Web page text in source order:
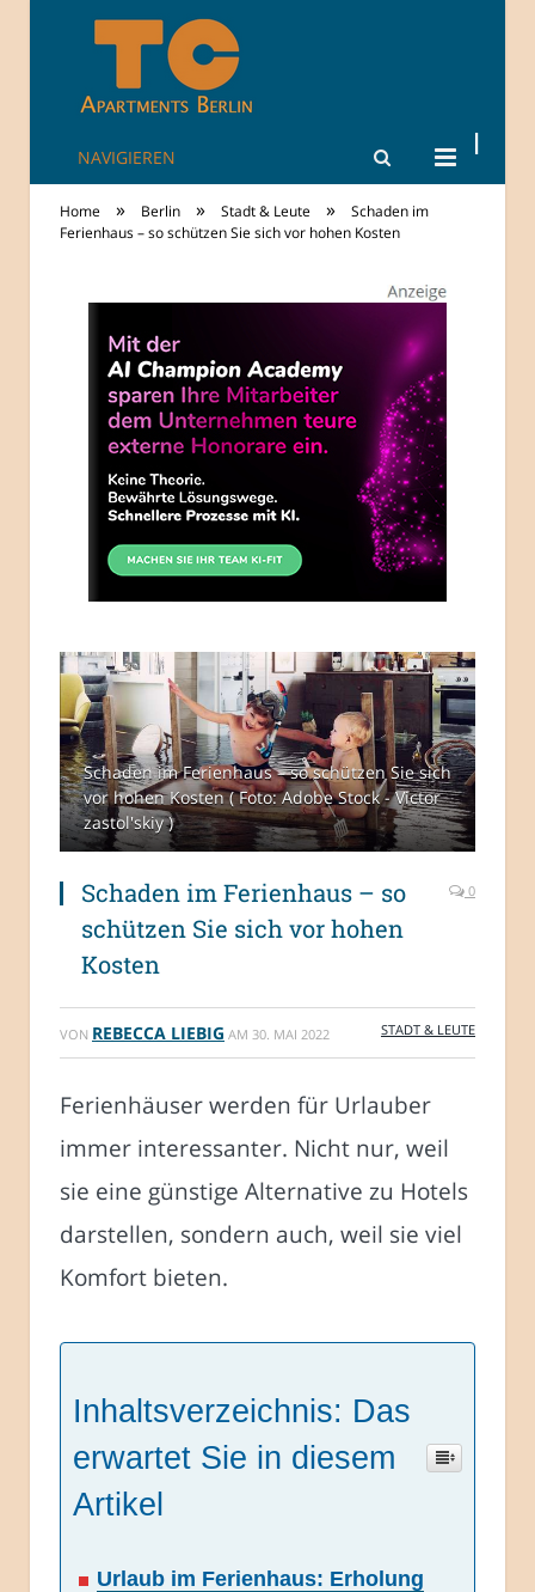
TheCity: Living
Apartments in
Berlin
NAVIGIEREN
Home » Berlin » Stadt & Leute »
Schaden im
Ferienhaus – so schützen Sie sich vor hohen Kosten
Schaden im Ferienhaus – so schützen Sie sich
vor hohen Kosten ( Foto: Adobe Stock - Victor
zastol'skiy )
Schaden im Ferienhaus – so
schützen Sie sich vor hohen
Kosten
0
VON REBECCA LIEBIG AM 30. MAI 2022 STADT & LEUTE
Ferienhäuser werden für Urlauber
immer interessanter. Nicht nur, weil
sie eine günstige Alternative zu Hotels
darstellen, sondern auch, weil sie viel
Komfort bieten.
Inhaltsverzeichnis: Das
erwartet Sie in diesem
Artikel
Urlaub im Ferienhaus: Erholung